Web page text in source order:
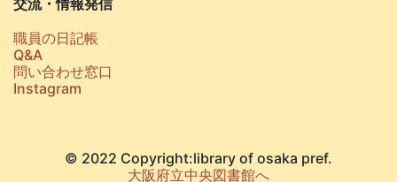
職員の日記帳
Q&A
問い合わせ窓口
Instagram
© 2022 Copyright:library of osaka pref.
大阪府立中央図書館へ